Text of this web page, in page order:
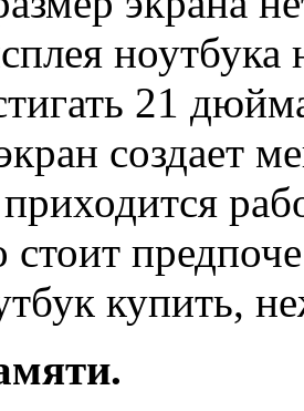
21
создает
стоит
купить,